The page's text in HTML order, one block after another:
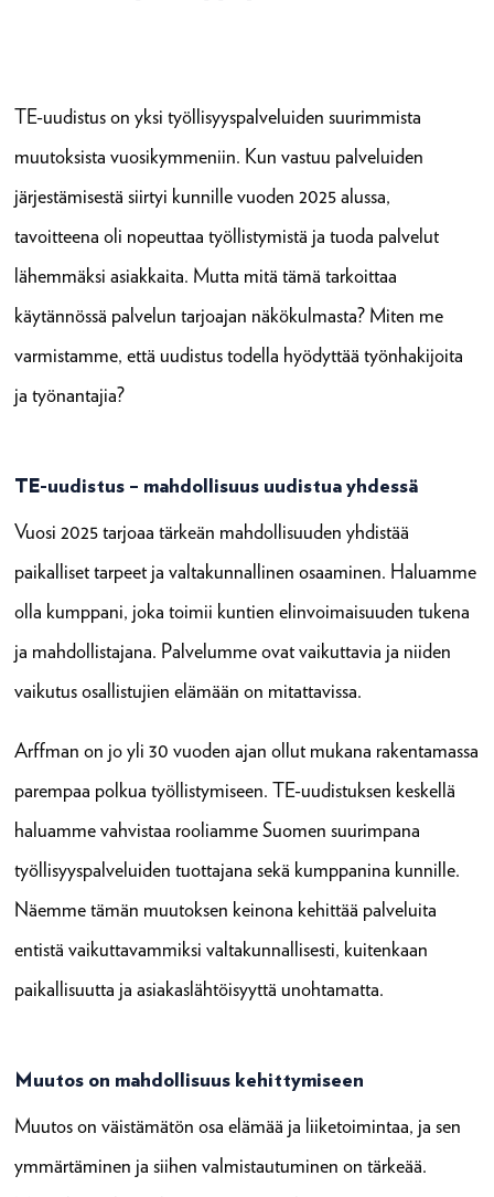
TE-uudistus on yksi työllisyyspalveluiden suurimmista
muutoksista vuosikymmeniin. Kun vastuu palveluiden
järjestämisestä siirtyi kunnille vuoden 2025 alussa,
tavoitteena oli nopeuttaa työllistymistä ja tuoda palvelut
lähemmäksi asiakkaita. Mutta mitä tämä tarkoittaa
käytännössä palvelun tarjoajan näkökulmasta? Miten me
varmistamme, että uudistus todella hyödyttää työnhakijoita
ja työnantajia?
TE-uudistus – mahdollisuus uudistua yhdessä
Vuosi 2025 tarjoaa tärkeän mahdollisuuden yhdistää
paikalliset tarpeet ja valtakunnallinen osaaminen. Haluamme
olla kumppani, joka toimii kuntien elinvoimaisuuden tukena
ja mahdollistajana. Palvelumme ovat vaikuttavia ja niiden
vaikutus osallistujien elämään on mitattavissa.
Arffman on jo yli 30 vuoden ajan ollut mukana rakentamassa
parempaa polkua työllistymiseen. TE-uudistuksen keskellä
haluamme vahvistaa rooliamme Suomen suurimpana
työllisyyspalveluiden tuottajana sekä kumppanina kunnille.
Näemme tämän muutoksen keinona kehittää palveluita
entistä vaikuttavammiksi valtakunnallisesti, kuitenkaan
paikallisuutta ja asiakaslähtöisyyttä unohtamatta.
Muutos on mahdollisuus kehittymiseen
Muutos on väistämätön osa elämää ja liiketoimintaa, ja sen
ymmärtäminen ja siihen valmistautuminen on tärkeää.